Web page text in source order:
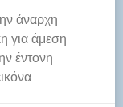
άναρχη
για άμεση
έντονη